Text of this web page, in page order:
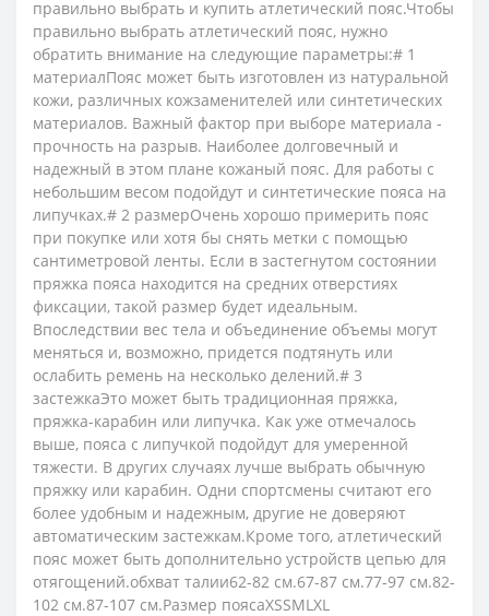
правильно выбрать и купить атлетический пояс.Чтобы
правильно выбрать атлетический пояс, нужно
обратить внимание на следующие параметры:# 1
материалПояс может быть изготовлен из натуральной
кожи, различных кожзаменителей или синтетических
материалов. Важный фактор при выборе материала -
прочность на разрыв. Наиболее долговечный и
надежный в этом плане кожаный пояс. Для работы с
небольшим весом подойдут и синтетические пояса на
липучках.# 2 размерОчень хорошо примерить пояс
при покупке или хотя бы снять метки с помощью
сантиметровой ленты. Если в застегнутом состоянии
пряжка пояса находится на средних отверстиях
фиксации, такой размер будет идеальным.
Впоследствии вес тела и объединение объемы могут
меняться и, возможно, придется подтянуть или
ослабить ремень на несколько делений.# 3
застежкаЭто может быть традиционная пряжка,
пряжка-карабин или липучка. Как уже отмечалось
выше, пояса с липучкой подойдут для умеренной
тяжести. В других случаях лучше выбрать обычную
пряжку или карабин. Одни спортсмены считают его
более удобным и надежным, другие не доверяют
автоматическим застежкам.Кроме того, атлетический
пояс может быть дополнительно устройств цепью для
отягощений.обхват талии62-82 см.67-87 см.77-97 см.82-
102 см.87-107 см.Размер поясаXSSMLXL